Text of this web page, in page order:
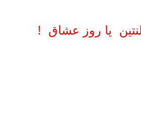
یا روز عشاق !